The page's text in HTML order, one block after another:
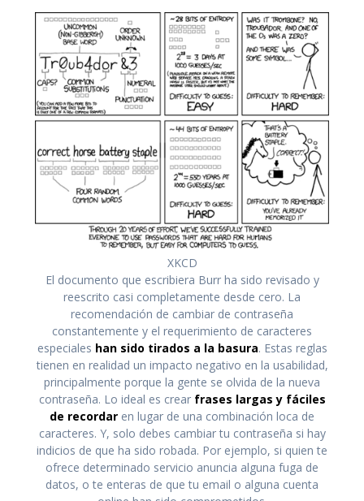
XKCD
El documento que escribiera Burr ha sido revisado y
reescrito casi completamente desde cero. La
recomendación de cambiar de contraseña
constantemente y el requerimiento de caracteres
especiales han sido tirados a la basura. Estas reglas
tienen en realidad un impacto negativo en la usabilidad,
principalmente porque la gente se olvida de la nueva
contraseña. Lo ideal es crear frases largas y fáciles
de recordar en lugar de una combinación loca de
caracteres. Y, solo debes cambiar tu contraseña si hay
indicios de que ha sido robada. Por ejemplo, si quien te
ofrece determinado servicio anuncia alguna fuga de
datos, o te enteras de que tu email o alguna cuenta